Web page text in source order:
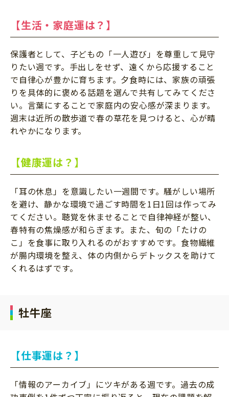
【生活・家庭運は？】
保護者として、子どもの「一人遊び」を尊重して見守
りたい週です。手出しをせず、遠くから応援すること
で自律心が豊かに育ちます。夕食時には、家族の頑張
りを具体的に褒める話題を選んで共有してみてくださ
い。言葉にすることで家庭内の安心感が深まります。
週末は近所の散歩道で春の草花を見つけると、心が晴
れやかになります。
【健康運は？】
「耳の休息」を意識したい一週間です。騒がしい場所
を避け、静かな環境で過ごす時間を1日1回は作ってみ
てください。聴覚を休ませることで自律神経が整い、
春特有の焦燥感が和らぎます。また、旬の「たけの
こ」を食事に取り入れるのがおすすめです。食物繊維
が腸内環境を整え、体の内側からデトックスを助けて
くれるはずです。
牡牛座
【仕事運は？】
「情報のアーカイブ」にツキがある週です。過去の成